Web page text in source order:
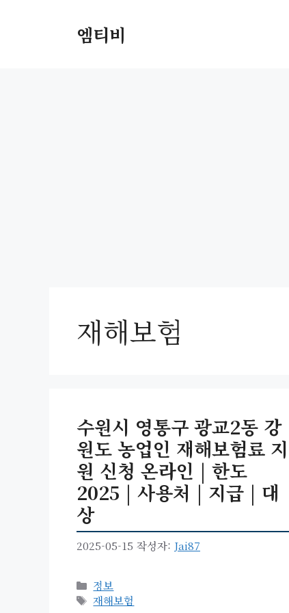
엠티비
재해보험
수원시 영통구 광교2동 강
원도 농업인 재해보험료 지
원 신청 온라인 | 한도
2025 | 사용처 | 지급 | 대
상
2025-05-15 작성자: Jai87
카
테
정보
태
재해보험